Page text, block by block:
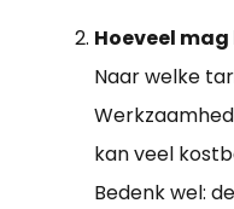
Hoeveel
Naar welke
kan veel
Bedenk wel: